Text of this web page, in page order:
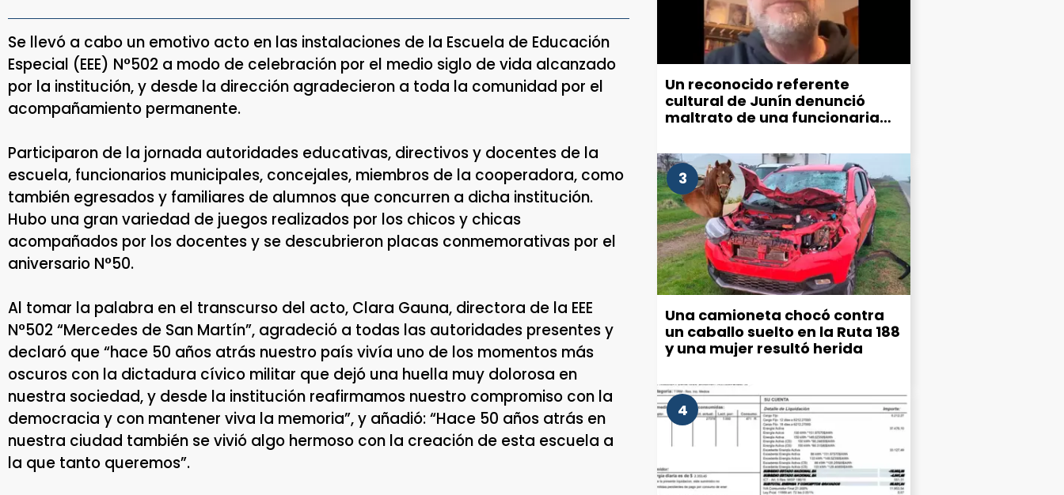
Se llevó a cabo un emotivo acto en las instalaciones de la Escuela de Educación
Especial (EEE) N°502 a modo de celebración por el medio siglo de vida alcanzado
por la institución, y desde la dirección agradecieron a toda la comunidad por el
acompañamiento permanente.
Participaron de la jornada autoridades educativas, directivos y docentes de la
escuela, funcionarios municipales, concejales, miembros de la cooperadora, como
también egresados y familiares de alumnos que concurren a dicha institución.
Hubo una gran variedad de juegos realizados por los chicos y chicas
acompañados por los docentes y se descubrieron placas conmemorativas por el
aniversario N°50.
Al tomar la palabra en el transcurso del acto, Clara Gauna, directora de la EEE
N°502 “Mercedes de San Martín”, agradeció a todas las autoridades presentes y
declaró que “hace 50 años atrás nuestro país vivía uno de los momentos más
oscuros con la dictadura cívico militar que dejó una huella muy dolorosa en
nuestra sociedad, y desde la institución reafirmamos nuestro compromiso con la
democracia y con mantener viva la memoria”, y añadió: “Hace 50 años atrás en
nuestra ciudad también se vivió algo hermoso con la creación de esta escuela a
la que tanto queremos”.
Un reconocido referente
cultural de Junín denunció
maltrato de una funcionaria
3
Una camioneta chocó contra
un caballo suelto en la Ruta 188
y una mujer resultó herida
4